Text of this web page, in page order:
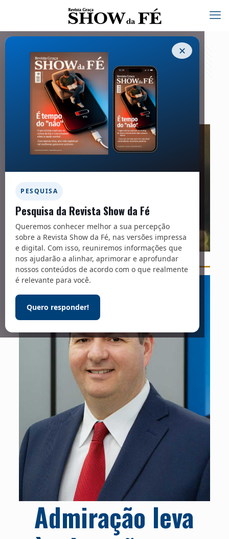
✕
PESQUISA
Pesquisa da Revista Show da Fé
Queremos conhecer melhor a sua percepção
sobre a Revista Show da Fé, nas versões impressa
e digital. Com isso, reuniremos informações que
nos ajudarão a alinhar, aprimorar e aprofundar
nossos conteúdos de acordo com o que realmente
é relevante para você.
Quero responder!
Família – 264
15/07/2021
Foto: Dev Benjamin / Unsplash
Admiração leva